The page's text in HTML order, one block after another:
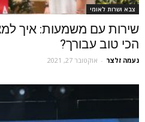
צבא ושרות לאומי
שירות עם משמעות: איך
הכי טוב עבורך?
נעמה זלצר - אוקטובר 27, 2021